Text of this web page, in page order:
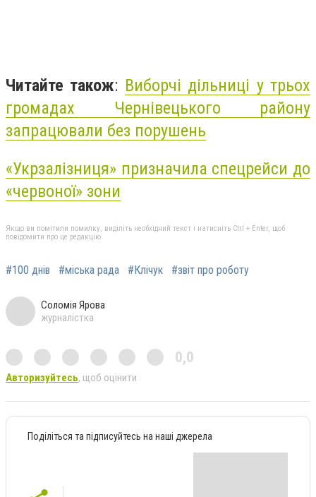
Читайте також: Виборчі дільниці у трьох
громадах Чернівецького району
запрацювали без порушень
«Укрзалізниця» призначила спецрейси до
«червоної» зони
Якщо ви помітили помилку, виділіть необхідний текст і натисніть Ctrl + Enter, щоб
повідомити про це редакцію
#100 днів #міська рада #Клічук #звіт про роботу
Соломія Ярова
журналістка
0,0
Авторизуйтесь, щоб оцінити
Поділіться та підписуйтесь на наші джерела